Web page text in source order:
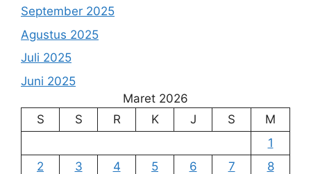
September 2025
Agustus 2025
Juli 2025
Juni 2025
Maret 2026
S
S R K J S
M
1
2
3 4 5 6 7
8